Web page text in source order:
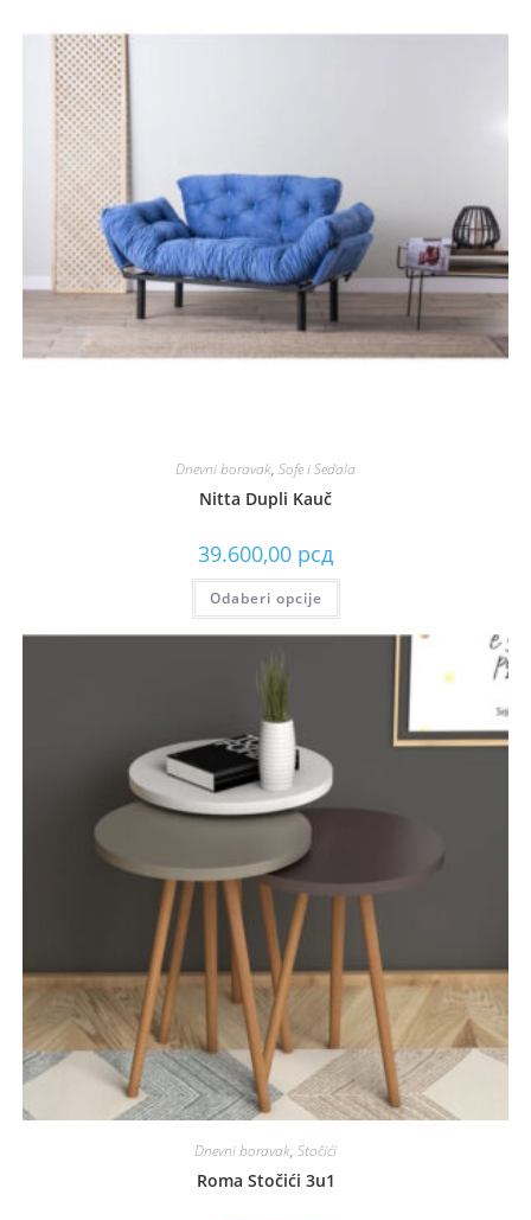
Dnevni boravak, Sofe i Sedala
Nitta Dupli Kauč
39.600,00 рсд
Odaberi opcije
Dnevni boravak, Stočići
Roma Stočići 3u1